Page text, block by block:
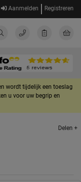
Aanmelden Registreren
wordt tijdelijk een toeslag
u voor uw begrip en
Delen +